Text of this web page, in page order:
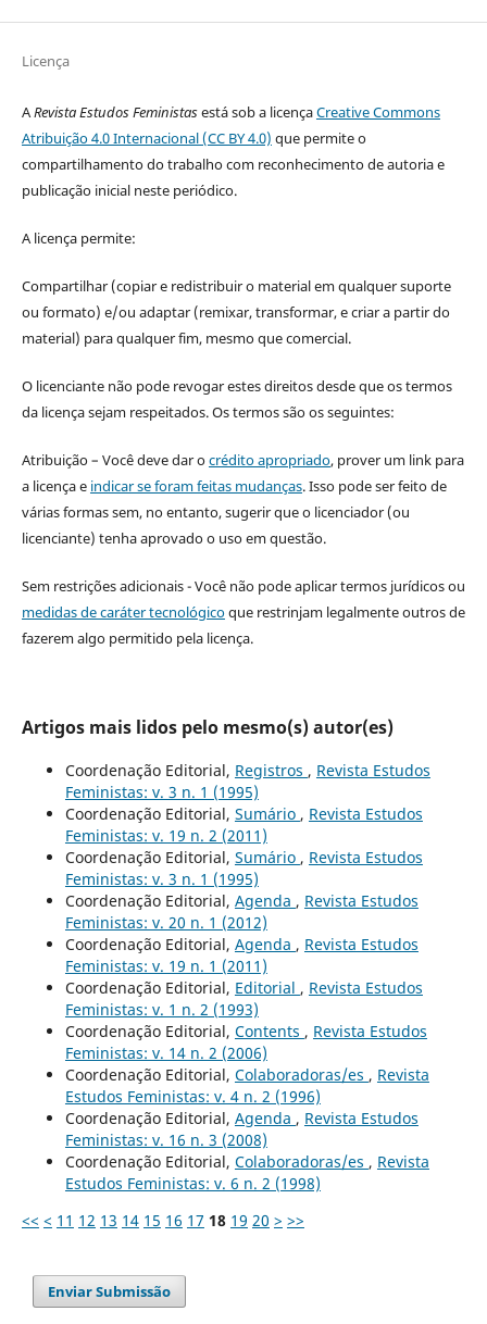
Licença
ARevista Estudos Feministasestá sob a licençaCreative Commons
Atribuição 4.0 Internacional (CC BY 4.0) que permite o
compartilhamento do trabalho com reconhecimento de autoria e
publicação inicial neste periódico.
A licença permite:
Compartilhar (copiar e redistribuir o material em qualquer suporte
ou formato) e/ou adaptar (remixar, transformar, e criar a partir do
material) para qualquer fim, mesmo que comercial.
O licenciante não pode revogar estes direitos desde que os termos
da licença sejam respeitados. Os termos são os seguintes:
Atribuição – Você deve dar ocrédito apropriado, prover um link para
a licença e indicar se foram feitas mudanças. Isso pode ser feito de
várias formas sem, no entanto, sugerir que o licenciador (ou
licenciante) tenha aprovado o uso em questão.
Sem restrições adicionais - Você não pode aplicar termos jurídicos ou
medidas de caráter tecnológicoque restrinjam legalmente outros de
fazerem algo permitido pela licença.
Artigos mais lidos pelo mesmo(s) autor(es)
Coordenação Editorial, Registros , Revista Estudos
Feministas: v. 3 n. 1 (1995)
Coordenação Editorial, Sumário , Revista Estudos
Feministas: v. 19 n. 2 (2011)
Coordenação Editorial, Sumário , Revista Estudos
Feministas: v. 3 n. 1 (1995)
Coordenação Editorial, Agenda , Revista Estudos
Feministas: v. 20 n. 1 (2012)
Coordenação Editorial, Agenda , Revista Estudos
Feministas: v. 19 n. 1 (2011)
Coordenação Editorial, Editorial , Revista Estudos
Feministas: v. 1 n. 2 (1993)
Coordenação Editorial, Contents , Revista Estudos
Feministas: v. 14 n. 2 (2006)
Coordenação Editorial, Colaboradoras/es , Revista
Estudos Feministas: v. 4 n. 2 (1996)
Coordenação Editorial, Agenda , Revista Estudos
Feministas: v. 16 n. 3 (2008)
Coordenação Editorial, Colaboradoras/es , Revista
Estudos Feministas: v. 6 n. 2 (1998)
<< < 11 12 13 14 15 16 17 18 19 20 > >>
Enviar Submissão